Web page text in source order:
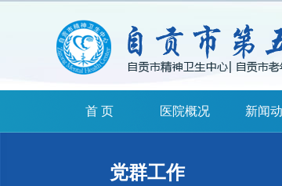
首 页 医院概况 新闻
党群工作